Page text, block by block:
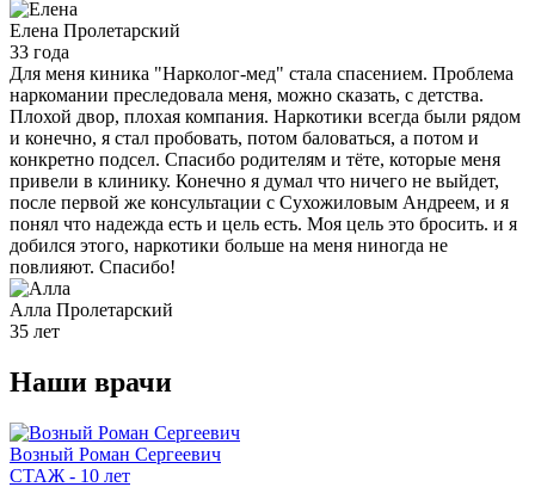
Елена Пролетарский
33 года
Для меня киника "Нарколог-мед" стала спасением. Проблема
наркомании преследовала меня, можно сказать, с детства.
Плохой двор, плохая компания. Наркотики всегда были рядом
и конечно, я стал пробовать, потом баловаться, а потом и
конкретно подсел. Спасибо родителям и тёте, которые меня
привели в клинику. Конечно я думал что ничего не выйдет,
после первой же консультации с Сухожиловым Андреем, и я
понял что надежда есть и цель есть. Моя цель это бросить. и я
добился этого, наркотики больше на меня ниногда не
повлияют. Спасибо!
Алла Пролетарский
35 лет
Наши врачи
Возный Роман Сергеевич
СТАЖ - 10 лет